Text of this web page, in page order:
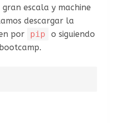
escala y machine
descargar la
por pip
o siguiendo